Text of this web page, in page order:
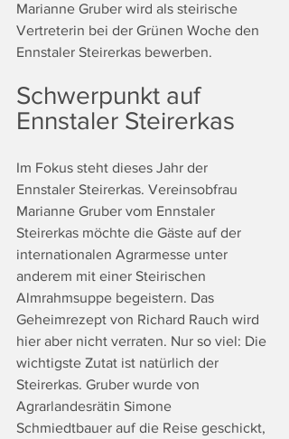
Marianne Gruber wird als steirische
Vertreterin bei der Grünen Woche den
Ennstaler Steirerkas bewerben.
Schwerpunkt auf
Ennstaler Steirerkas
Im Fokus steht dieses Jahr der
Ennstaler Steirerkas. Vereinsobfrau
Marianne Gruber vom Ennstaler
Steirerkas möchte die Gäste auf der
internationalen Agrarmesse unter
anderem mit einer Steirischen
Almrahmsuppe begeistern. Das
Geheimrezept von Richard Rauch wird
hier aber nicht verraten. Nur so viel: Die
wichtigste Zutat ist natürlich der
Steirerkas. Gruber wurde von
Agrarlandesrätin Simone
Schmiedtbauer auf die Reise geschickt,